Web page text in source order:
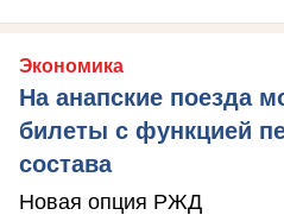
Экономика
На анапские поезда
билеты с функцией
состава
Новая опция РЖД